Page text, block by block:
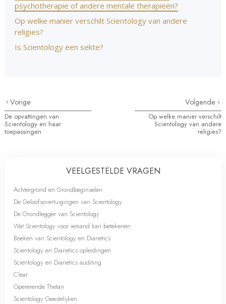
psychotherapie of andere mentale therapieën?
Op welke manier verschilt Scientology van andere
religies?
Is Scientology een sekte?
Vorige
De opvattingen van
Scientology en haar
toepassingen
Volgende
Op welke manier verschilt
Scientology van andere
religies?
VEELGESTELDE VRAGEN
Achtergrond en Grondbeginselen
De Geloofsovertuigingen van Scientology
De Grondlegger van Scientology
Wat Scientology voor iemand kan betekenen
Boeken van Scientology en Dianetics
Scientology en Dianetics opleidingen
Scientology en Dianetics auditing
Clear
Opererende Thetan
Scientology Geestelijken